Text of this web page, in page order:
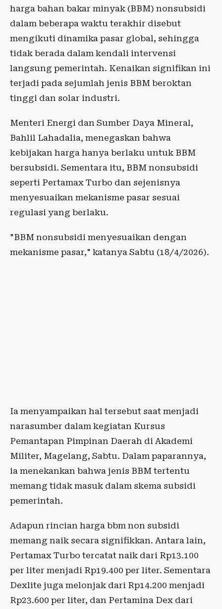
harga bahan bakar minyak (BBM) nonsubsidi
dalam beberapa waktu terakhir disebut
mengikuti dinamika pasar global, sehingga
tidak berada dalam kendali intervensi
langsung pemerintah. Kenaikan signifikan ini
terjadi pada sejumlah jenis BBM beroktan
tinggi dan solar industri.
Menteri Energi dan Sumber Daya Mineral,
Bahlil Lahadalia, menegaskan bahwa
kebijakan harga hanya berlaku untuk BBM
bersubsidi. Sementara itu, BBM nonsubsidi
seperti Pertamax Turbo dan sejenisnya
menyesuaikan mekanisme pasar sesuai
regulasi yang berlaku.
"BBM nonsubsidi menyesuaikan dengan
mekanisme pasar," katanya Sabtu (18/4/2026).
Ia menyampaikan hal tersebut saat menjadi
narasumber dalam kegiatan Kursus
Pemantapan Pimpinan Daerah di Akademi
Militer, Magelang, Sabtu. Dalam paparannya,
ia menekankan bahwa jenis BBM tertentu
memang tidak masuk dalam skema subsidi
pemerintah.
Adapun rincian harga bbm non subsidi
memang naik secara signifikkan. Antara lain,
Pertamax Turbo tercatat naik dari Rp13.100
per liter menjadi Rp19.400 per liter. Sementara
Dexlite juga melonjak dari Rp14.200 menjadi
Rp23.600 per liter, dan Pertamina Dex dari